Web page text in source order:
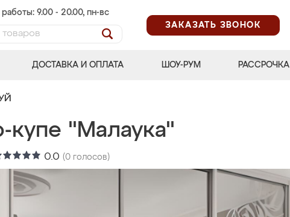
работы: 9.00 - 20.00, пн-вс
ЗАКАЗАТЬ ЗВОНОК
ДОСТАВКА И ОПЛАТА ШОУ-РУМ РАССРОЧКА
купе "Малаука"
0.0 (0 голосов)